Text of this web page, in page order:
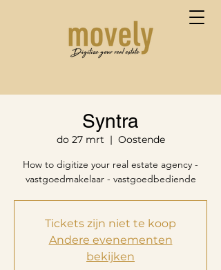
Syntra
do 27 mrt
  |
Oostende
How to digitize your real estate agency -
vastgoedmakelaar - vastgoedbediende
Tickets zijn niet te koop
Andere evenementen
bekijken